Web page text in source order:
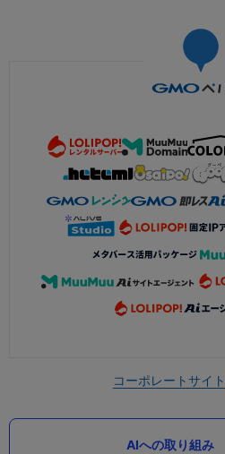
コーポレートサイト
AIへの取り組み